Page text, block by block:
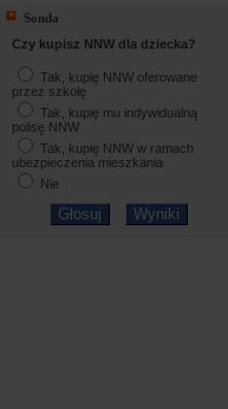
Sonda
Czy kupisz NNW dla dziecka?
Tak, kupię NNW oferowane
przez szkołę
Tak, kupię mu indywidualną
polisę NNW
Tak, kupię NNW w ramach
ubezpieczenia mieszkania
Nie